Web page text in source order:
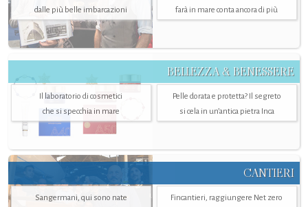
dalle più belle imbarcazioni
farà in mare conta ancora di più
BELLEZZA & BENESSERE
Il laboratorio di cosmetici
che si specchia in mare
Pelle dorata e protetta? Il segreto
si cela in un’antica pietra Inca
CANTIERI
Sangermani, qui sono nate
Fincantieri, raggiungere Net zero